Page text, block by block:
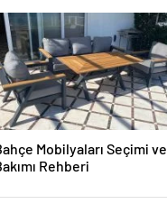
Mobilyaları Seçimi ve
Rehberi